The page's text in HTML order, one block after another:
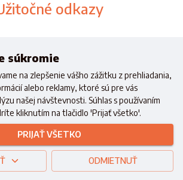
odkazy
Aplikácia
podporouMinisterstva cestovného ruchu a
športu Slovenskej republiky
OOCR HZ.Všetky práva vyhradené.
with
www.wici.sk
súkromie
na zlepšenie vášho zážitku z prehliadania,
alebo reklamy, ktoré sú pre vás
našej návštevnosti. Súhlas s používaním
kliknutím na tlačidlo 'Prijať všetko'.
PRIJAŤ VŠETKO
ODMIETNUŤ